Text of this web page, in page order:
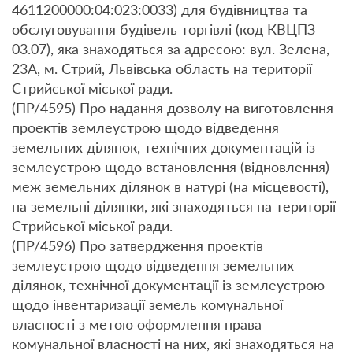
4611200000:04:023:0033) для будівництва та
обслуговування будівель торгівлі (код КВЦПЗ
03.07), яка знаходяться за адресою: вул. Зелена,
23А, м. Стрий, Львівська область на території
Стрийської міської ради.
(ПР/4595) Про надання дозволу на виготовлення
проектів землеустрою щодо відведення
земельних ділянок, технічних документацій із
землеустрою щодо встановлення (відновлення)
меж земельних ділянок в натурі (на місцевості),
на земельні ділянки, які знаходяться на території
Стрийської міської ради.
(ПР/4596) Про затвердження проектів
землеустрою щодо відведення земельних
ділянок, технічної документації із землеустрою
щодо інвентаризації земель комунальної
власності з метою оформлення права
комунальної власності на них, які знаходяться на